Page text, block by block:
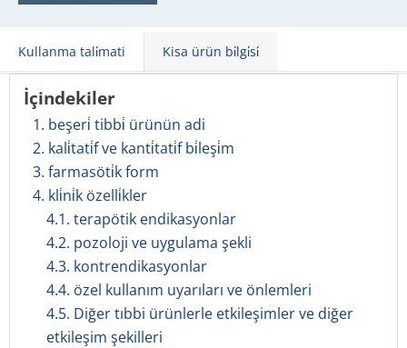
Kullanma tali̇mati Kisa ürün bi̇lgi̇si̇
İçindekiler
1. beşeri̇ tibbi̇ ürünün adi
2. kali̇tati̇f ve kanti̇tati̇f bi̇leşi̇m
3. farmasöti̇k form
4. kli̇ni̇k özelli̇kler
4.1. terapötik endikasyonlar
4.2. pozoloji ve uygulama şekli
4.3. kontrendikasyonlar
4.4. özel kullanım uyarıları ve önlemleri
4.5. Diğer tıbbi ürünlerle etkileşimler ve diğer
etkileşim şekilleri